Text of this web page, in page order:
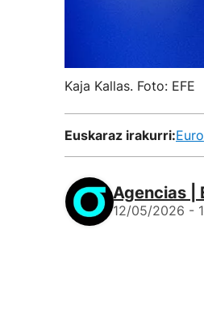
Kaja Kallas. Foto: EFE
Euskaraz irakurri:
Agencias |
12/05/2026 -